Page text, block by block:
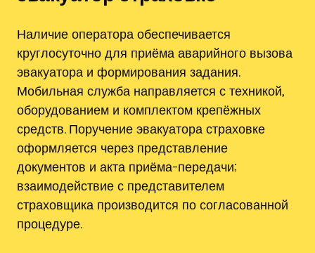
Наличие оператора обеспечивается
круглосуточно для приёма аварийного вызова
эвакуатора и формирования задания.
Мобильная служба направляется с техникой,
оборудованием и комплектом крепёжных
средств. Поручение эвакуатора страховке
оформляется через представление
документов и акта приёма-передачи;
взаимодействие с представителем
страховщика производится по согласованной
процедуре.